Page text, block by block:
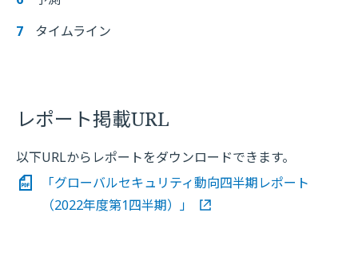
タイムライン
レポート掲載URL
以下URLからレポートをダウンロードできます。
「グローバルセキュリティ動向四半期レポート
（2022年度第1四半期）」